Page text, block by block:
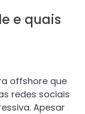
e quais
offshore que
redes sociais
Apesar